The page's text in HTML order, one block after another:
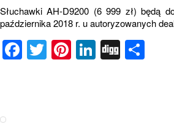
Słuchawki AH-D9200 (6 999 zł) będą
października 2018 r. u autoryzowanych
Facebook
Twitter
Pinterest
LinkedIn
Digg